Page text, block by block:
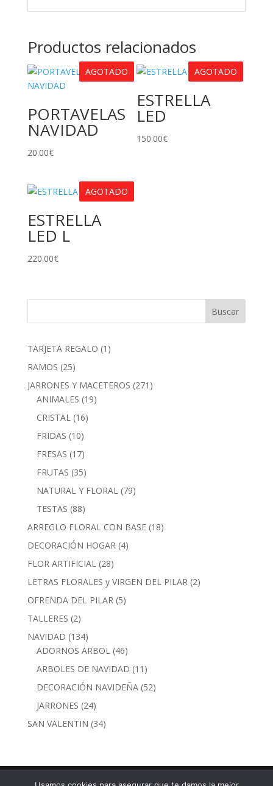
Productos relacionados
AGOTADO
PORTAVELAS
NAVIDAD
20.00€
AGOTADO
ESTRELLA
LED
150.00€
AGOTADO
ESTRELLA
LED L
220.00€
TARJETA REGALO 1 1
RAMOS 2525
productos
JARRONES Y MACETEROS 271 271
ANIMALES 1919
CRISTAL 1616
FRIDAS 1010
productos
FRESAS 1717
productos
FRUTAS 3535
productos
NATURAL Y FLORAL 7979
TESTAS 8888
productos
ARREGLO FLORAL CON BASE 1818
DECORACIÓN HOGAR 44
FLOR ARTIFICIAL 2828
productos
LETRAS FLORALES y VIRGEN DEL PILAR 22
OFRENDA DEL PILAR 55
TALLERES 22
productos
NAVIDAD 134134
productos
ADORNOS ARBOL 4646
productos
ARBOLES DE NAVIDAD 11 11
productos
DECORACIÓN NAVIDEÑA 5252
JARRONES 2424
productos
SAN VALENTIN 3434